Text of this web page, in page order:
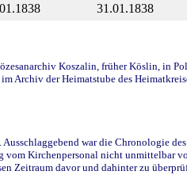
31.01.1838
Koszalin, früher Köslin, in
Archiv der Heimatstube des
war die Chronologie
vom Kirchenpersonal nicht
Zeitraum davor und dahinter zu